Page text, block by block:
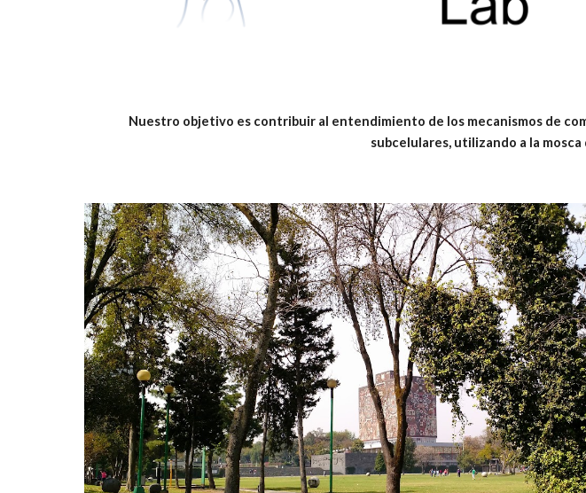
Nuestro objetivo es contribuir al entendimiento de los mecanismos de
subcelulares, utilizando a la